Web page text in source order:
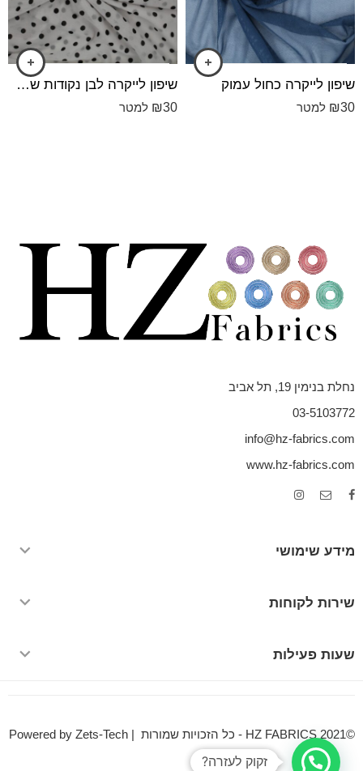
שיפון לייקרה כחול עמוק
₪30 למטר
שיפון לייקרה לבן נקודות שחורות
₪30 למטר
נחלת בנימין 19, תל אביב
03-5103772
info@hz-fabrics.com
www.hz-fabrics.com
מידע שימושי
שירות לקוחות
שעות פעילות
©HZ FABRICS 2021 - כל הזכויות שמורות | Powered by Zets-Tech
זקוק לעזרה?